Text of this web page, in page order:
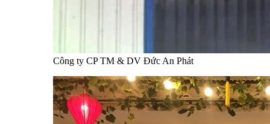
Công ty CP TM & DV Đức An Phát